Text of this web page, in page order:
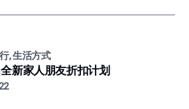
, 生活方式
新家人朋友折扣计划